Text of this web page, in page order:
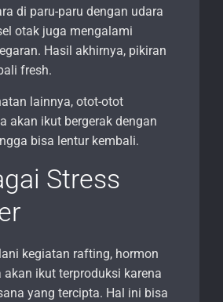
di paru-paru dengan udara
otak juga mengalami
Hasil akhirnya, pikiran
fresh.
lainnya, otot-otot
akan ikut bergerak dengan
bisa lentur kembali.
Stress
kegiatan rafting, hormon
ikut terproduksi karena
yang tercipta. Hal ini bisa